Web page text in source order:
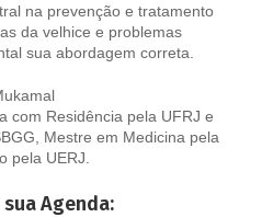
na prevenção e tratamento
da velhice e problemas
sua abordagem correta.
com Residência pela UFRJ e
Mestre em Medicina pela
pela UERJ.
Agenda: